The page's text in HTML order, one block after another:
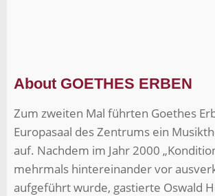
About GOETHES ERBEN
Zum zweiten Mal führten Goethes
Europasaal des Zentrums ein
auf. Nachdem im Jahr 2000
mehrmals hintereinander vor
aufgeführt wurde, gastierte Oswald